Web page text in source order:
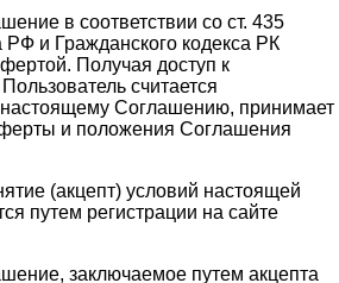
в соответствии со ст. 435
РФ и Гражданского кодекса РК
Получая доступ к
считается
Соглашению, принимает
и положения Соглашения
(акцепт) условий настоящей
путем регистрации на сайте
заключаемое путем акцепта